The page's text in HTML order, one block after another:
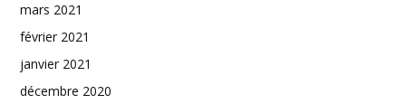
mars 2021
février 2021
janvier 2021
décembre 2020